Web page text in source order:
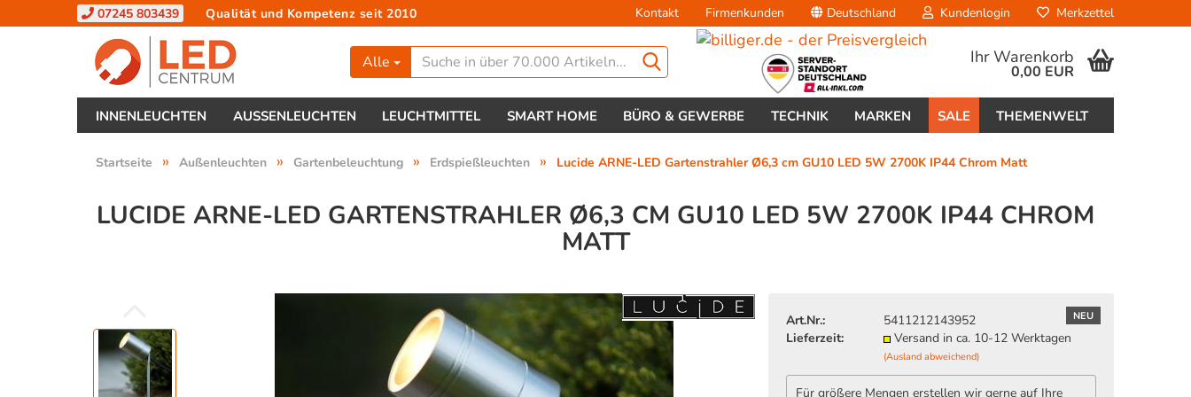
07245 803439 Qualität und Kompetenz seit 2010 Kontakt Firmenkunden Deutschland
Lieferland
Kundenlogin
Passwort vergessen?
Merkzettel
Alle Ihr Warenkorb
0,00 EUR
INNENLEUCHTEN AUSSENLEUCHTEN LEUCHTMITTEL SMART HOME BÜRO & GEWERBE TECHNIK MARKEN SALE THEMENWELT
Startseite » Außenleuchten » Gartenbeleuchtung » Erdspießleuchten » Lucide ARNE-LED Gartenstrahler Ø6,3 cm GU10 LED 5W 2700K IP44 Chrom Matt
LUCIDE ARNE-LED GARTENSTRAHLER Ø6,3 CM GU10 LED 5W 2700K IP44 CHROM
MATT
NEU
Art.Nr.:
5411212143952
Lieferzeit:
Versand in ca. 10-12 Werktagen
(Ausland abweichend)
Für größere Mengen erstellen wir gerne auf Ihre